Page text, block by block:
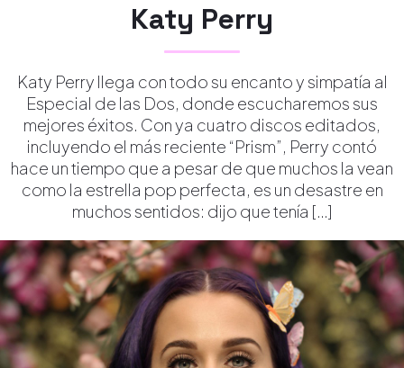
Katy Perry
Katy Perry llega con todo su encanto y simpatía al
Especial de las Dos, donde escucharemos sus
mejores éxitos. Con ya cuatro discos editados,
incluyendo el más reciente “Prism”, Perry contó
hace un tiempo que a pesar de que muchos la vean
como la estrella pop perfecta, es un desastre en
muchos sentidos: dijo que tenía […]